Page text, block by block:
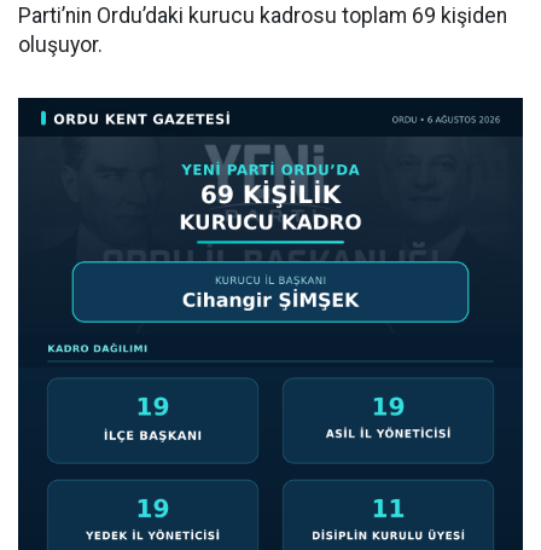
Parti’nin Ordu’daki kurucu kadrosu toplam 69 kişiden
oluşuyor.